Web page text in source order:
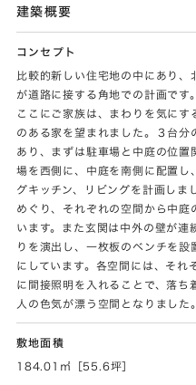
建築概要
コンセプト
比較的新しい住宅地の中にあり
が道路に接する角地での計画です。
ここにご家族は、まわりを気に
のある家を望まれました。３台分
あり、まずは駐車場と中庭の位置
場を西側に、中庭を南側に配置し
グキッチン、リビングを計画しま
めぐり、それぞれの空間から中庭
います。また玄関は中外の壁が連
りを演出し、一枚板のベンチを設
にしています。各空間には、それ
に間接照明を入れることで、落ち
人の色気が漂う空間となりました。
敷地面積
184.01㎡［55.6坪］